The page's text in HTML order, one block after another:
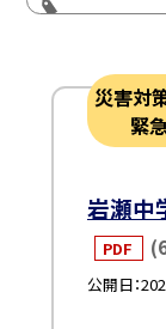
災害対
緊
岩瀬中
PDF
公開日